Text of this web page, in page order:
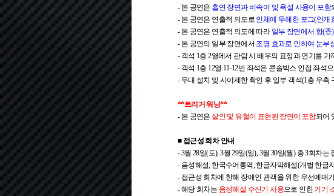
- 본 공연은 흡연 장면과 비속어 및 욕설 사용이 포함
- 본 공연은 연출적 의도로 인체에 무해한 포그(안개
- 본 공연은 연출적 의도에 따라 일부 장면에서 향(
- 본 공연의 일부 장면에서 조명 효과로 인하여 눈부
- 객석 1층 2열에서 관람 시 배우의 표정과 연기를
- 객석 1층 12열 11-12번 좌석은 콘솔박스 인접 좌
- 무대 설치 및 시야제한 확인 후 일부 객석(1층 우
**트리거 워닝**
- 본 공연은살인 및 유혈이 표현된 장면이 포함되어
■ 접근성 회차 안내
- 3월 28일(토), 3월 29일(일), 3월 30일(월) 총 3회차
- 음성해설, 한국수어통역, 한글자막해설(개별 한글
- 접근성 회차에 한해 장애인 관객을 위한 우선예매
- 해당 회차는 음성해설 수신기 사용으로 인한기기